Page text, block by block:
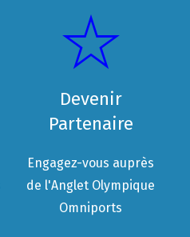
Devenir
Partenaire
Engagez-vous auprès
de l'Anglet Olympique
Omniports